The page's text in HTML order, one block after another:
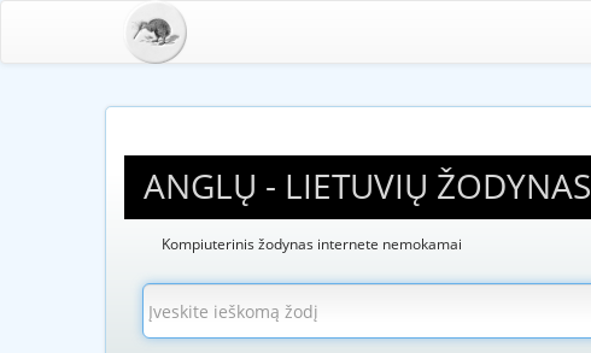
ANGLŲ - LIETUVIŲ ŽODYNAS
Kompiuterinis žodynas internete nemokamai